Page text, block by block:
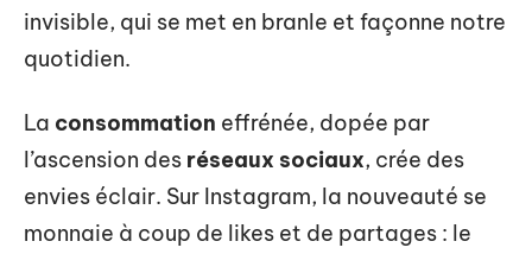
invisible, qui se met en branle et façonne notre
quotidien.
La consommation effrénée, dopée par
l’ascension des réseaux sociaux, crée des
envies éclair. Sur Instagram, la nouveauté se
monnaie à coup de likes et de partages : le